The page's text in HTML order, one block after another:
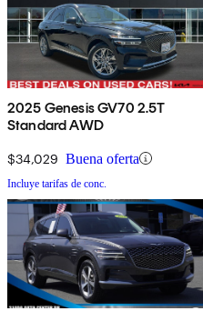
2025 Genesis GV70 2.5T
Standard AWD
$34,029 Buena oferta
Incluye tarifas de conc.